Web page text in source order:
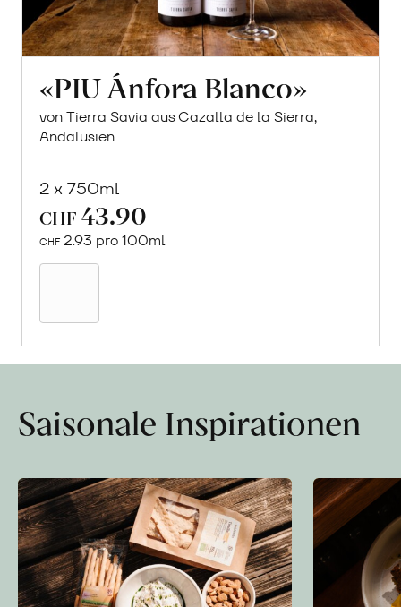
«PIU Ánfora Blanco»
von Tierra Savia aus Cazalla de la Sierra,
Andalusien
2 x 750ml
CHF 43.90
CHF 2.93 pro 100ml
Saisonale Inspirationen